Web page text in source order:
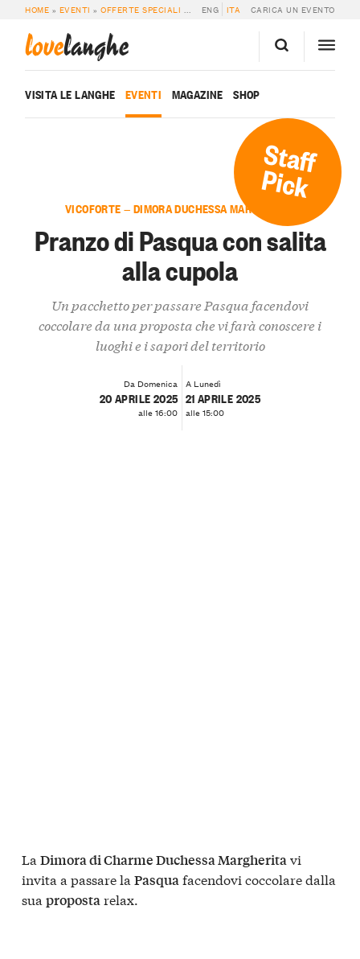
HOME » EVENTI »OFFERTE SPECIALI PRANZO DI PASQUA CON SALITA ALLA
ENG ITA CARICA UN EVENTO
lovelanghe
VISITA LE LANGHE EVENTI MAGAZINE SHOP
Staff
Pick
VICOFORTE — DIMORA DUCHESSA MARGHERITA
Pranzo di Pasqua con salita
alla cupola
Un pacchetto per passare Pasqua facendovi
coccolare da una proposta che vi farà conoscere i
luoghi e i sapori del territorio
Da Domenica
20 APRILE 2025
alle 16:00
A Lunedì
21 APRILE 2025
alle 15:00
La Dimora di Charme Duchessa Margheritavi
invita a passare la Pasquafacendovi coccolare dalla
sua propostarelax.